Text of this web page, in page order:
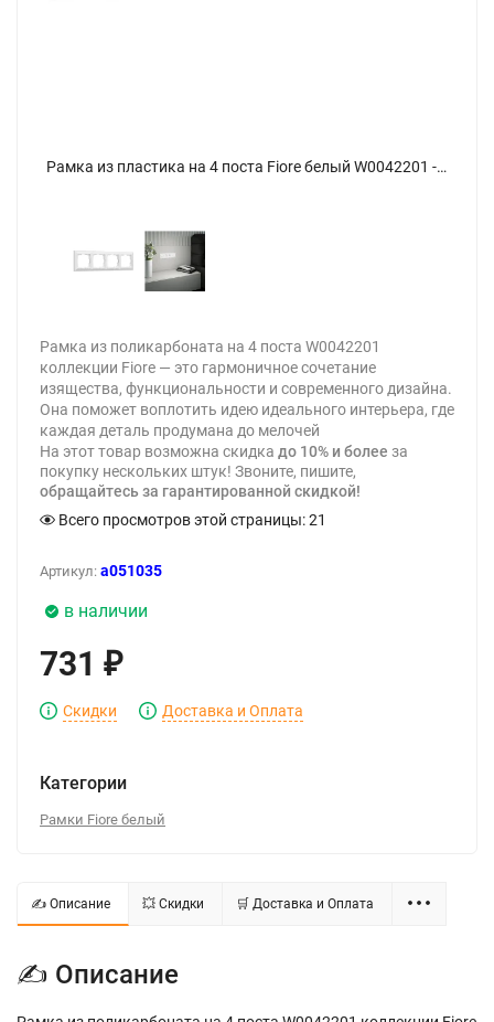
Рамка из пластика на 4 поста Fiore белый W0042201 - фото
Рамка из поликарбоната на 4 поста W0042201
коллекции Fiore — это гармоничное сочетание
изящества, функциональности и современного дизайна.
Она поможет воплотить идею идеального интерьера, где
каждая деталь продумана до мелочей
На этот товар возможна скидка до 10% и более за
покупку нескольких штук! Звоните, пишите,
обращайтесь за гарантированной скидкой!
Всего просмотров этой страницы:21
Артикул: a051035
в наличии
731 ₽
Скидки Доставка и Оплата
Категории
Рамки Fiore белый
✍ Описание 💥 Скидки 🛒 Доставка и Оплата
✍ Описание